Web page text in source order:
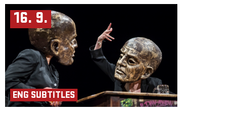
16. 9.
ENG SUBTITLES